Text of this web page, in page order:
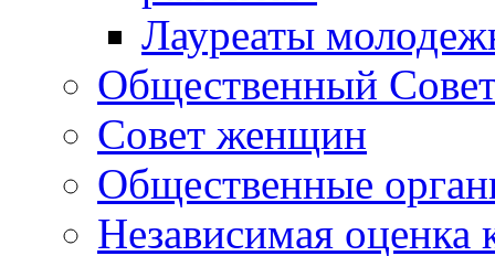
Лауреаты
Общественный
Совет женщин
Общественные
Независимая оценка